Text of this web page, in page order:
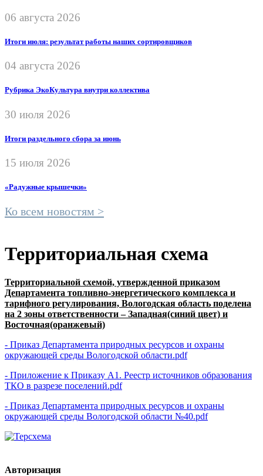
06 августа 2026
Итоги июля: результат работы наших сортировщиков
04 августа 2026
Рубрика ЭкоКультура внутри коллектива
30 июля 2026
Итоги раздельного сбора за июнь
15 июля 2026
«Радужные крышечки»
Ко всем новостям >
Территориальная схема
Территориальной схемой, утвержденной приказом
Департамента топливно-энергетического комплекса и
тарифного регулирования, Вологодская область поделена
на 2 зоны ответственности – Западная(синий цвет) и
Восточная(оранжевый)
- Приказ Департамента природных ресурсов и охраны
окружающей среды Вологодской области.pdf
- Приложение к Приказу А1. Реестр источников образования
ТКО в разрезе поселений.pdf
- Приказ Департамента природных ресурсов и охраны
окружающей среды Вологодской области №40.pdf
Авторизация